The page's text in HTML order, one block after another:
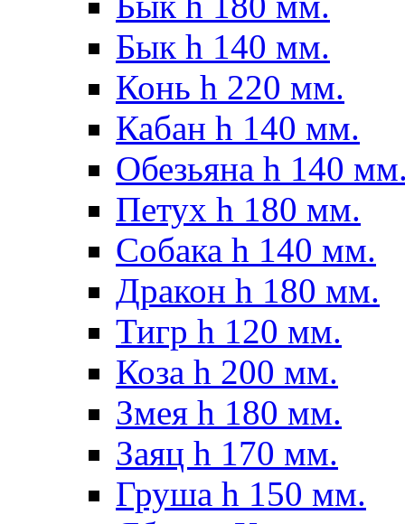
Бык h 140 мм.
Конь h 220 мм.
Кабан h 140 мм.
Обезьяна h 140
Петух h 180 мм.
Собака h 140 мм.
Дракон h 180 мм.
Тигр h 120 мм.
Коза h 200 мм.
Змея h 180 мм.
Заяц h 170 мм.
Груша h 150 мм.